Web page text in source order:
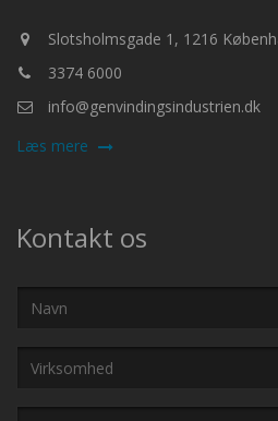
Slotsholmsgade 1, 1216
3374 6000
info@genvindingsindustrien.dk
Læs mere
Kontakt os